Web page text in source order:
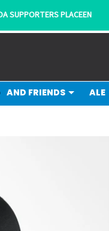
SUPPORTERS PLACEEN
AND FRIENDS ALE